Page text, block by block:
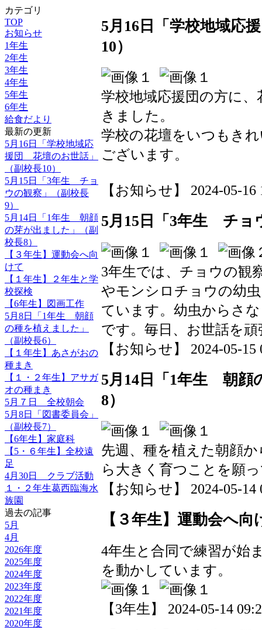
カテゴリ
TOP
お知らせ
1年生
2年生
3年生
4年生
5年生
6年生
給食だより
最新の更新
5月16日「学校地域応
援団 花壇のお世話」
（副校長10）
5月15日「3年生 チョ
ウの観察」（副校長
9）
5月14日「1年生 朝顔
の芽が出ました」（副
校長8）
【３年生】運動会へ向
けて
【１年生】２年生と学
校探検
【6年生】図画工作
5月8日「1年生 朝顔
の種を植えました」
（副校長6）
【１年生】あさがおの
種まき
【１・２年生】アサガ
オの種まき
5月７日 全校朝会
5月8日「図書委員会」
（副校長7）
【6年生】家庭科
【5・６年生】全校遠
足
4月30日 クラブ活動
１・２年生葛西臨海水
族園
過去の記事
5月
4月
2026年度
2025年度
2024年度
2023年度
2022年度
2021年度
2020年度
5月16日「学校地域応
10）
学校地域応援団の方に
きました。
学校の花壇をいつもき
ございます。
【お知らせ】 2024-05-16
5月15日「3年生 チョ
3年生では、チョウの観
やモンシロチョウの幼
ています。幼虫からさ
です。毎日、お世話を
【お知らせ】 2024-05-15
5月14日「1年生 朝顔
8）
先週、種を植えた朝顔
ら大きく育つことを願
【お知らせ】 2024-05-14
【３年生】運動会へ向
4年生と合同で練習が始
を動かしています。
【3年生】 2024-05-14